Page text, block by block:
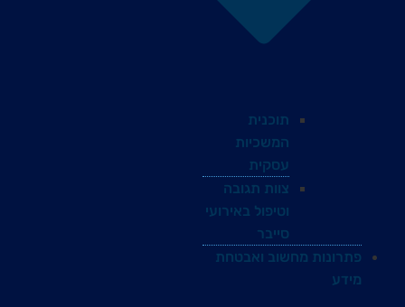
תוכנית
המשכיות
עסקית
צוות תגובה
וטיפול באירועי
סייבר
פתרונות מחשוב ואבטחת
מידע